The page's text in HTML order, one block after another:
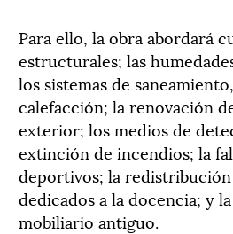
Para ello, la obra abordará
estructurales; las
los sistemas de
calefacción; la renovación
exterior; los medios de
extinción de incendios; la
deportivos; la redistribución
dedicados a la docencia; y
mobiliario antiguo.